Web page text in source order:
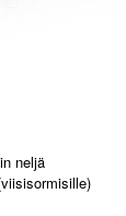
neljä